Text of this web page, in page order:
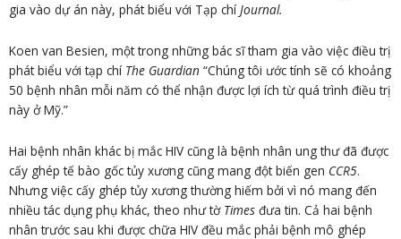
gia vào dự án này, phát biểu với Tạp chíJournal.
Koen van Besien, một trong những bác sĩ tham gia vào việc điều trị
phát biểu với tạp chí The Guardian “Chúng tôi ước tính sẽ có khoảng
50 bệnh nhân mỗi năm có thể nhận được lợi ích từ quá trình điều trị
này ở Mỹ.”
Hai bệnh nhân khác bị mắc HIV cũng là bệnh nhân ung thư đã được
cấy ghép tế bào gốc tủy xương cũng mang đột biến gen CCR5.
Nhưng việc cấy ghép tủy xương thường hiếm bởi vì nó mang đến
nhiều tác dụng phụ khác, theo như tờ Times đưa tin. Cả hai bệnh
nhân trước sau khi được chữa HIV đều mắc phải bệnh mô ghép